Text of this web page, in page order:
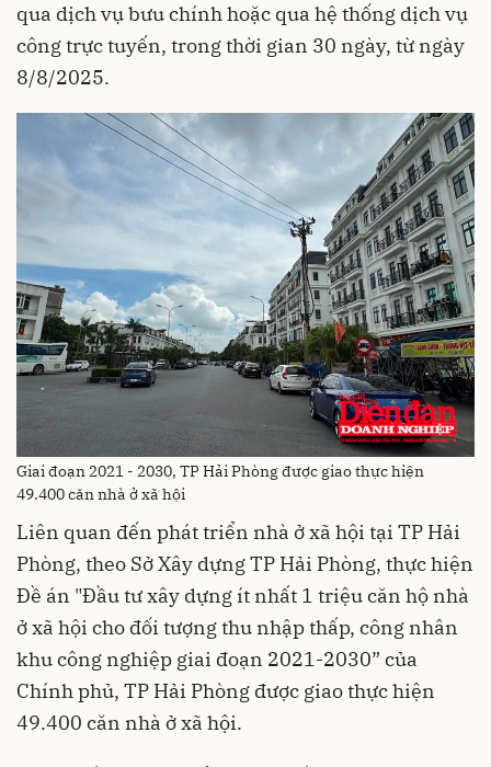
qua dịch vụ bưu chính hoặc qua hệ thống dịch vụ
công trực tuyến, trong thời gian 30 ngày, từ ngày
8/8/2025.
Giai đoạn 2021 - 2030, TP Hải Phòng được giao thực hiện
49.400 căn nhà ở xã hội
Liên quan đến phát triển nhà ở xã hội tại TP Hải
Phòng, theo Sở Xây dựng TP Hải Phòng, thực hiện
Đề án "Đầu tư xây dựng ít nhất 1 triệu căn hộ nhà
ở xã hội cho đối tượng thu nhập thấp, công nhân
khu công nghiệp giai đoạn 2021-2030” của
Chính phủ, TP Hải Phòng được giao thực hiện
49.400 căn nhà ở xã hội.